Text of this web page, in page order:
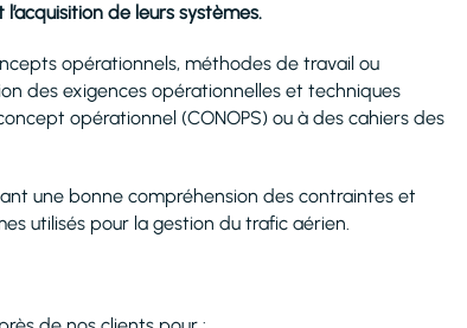
de leurs systèmes.
opérationnels, méthodes de travail ou
des exigences opérationnelles et techniques
opérationnel (CONOPS) ou à des cahiers des
une bonne compréhension des contraintes et
utilisés pour la gestion du trafic aérien.